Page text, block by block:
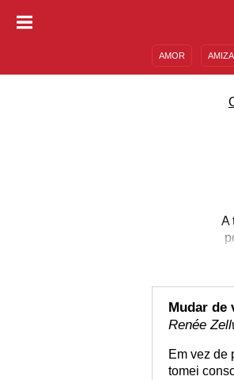
AMOR
A
Mudar de
Renée
Em vez de
tomei